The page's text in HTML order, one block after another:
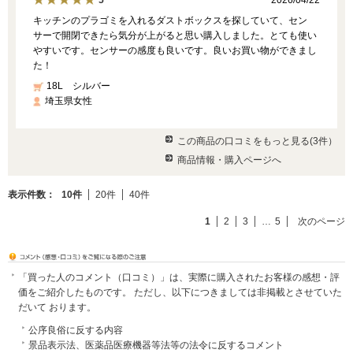
キッチンのプラゴミを入れるダストボックスを探していて、セン
サーで開閉できたら気分が上がると思い購入しました。とても使い
やすいです。センサーの感度も良いです。良いお買い物ができまし
た！
18L シルバー
埼玉県女性
この商品の口コミをもっと見る(3件）
商品情報・購入ページへ
表示件数： 10件 20件 40件
1 2 3 … 5 次のページ
「買った人のコメント（口コミ）」は、実際に購入されたお客様の感想・評
価をご紹介したものです。 ただし、以下につきましては非掲載とさせていた
だいて おります。
公序良俗に反する内容
景品表示法、医薬品医療機器等法等の法令に反するコメント